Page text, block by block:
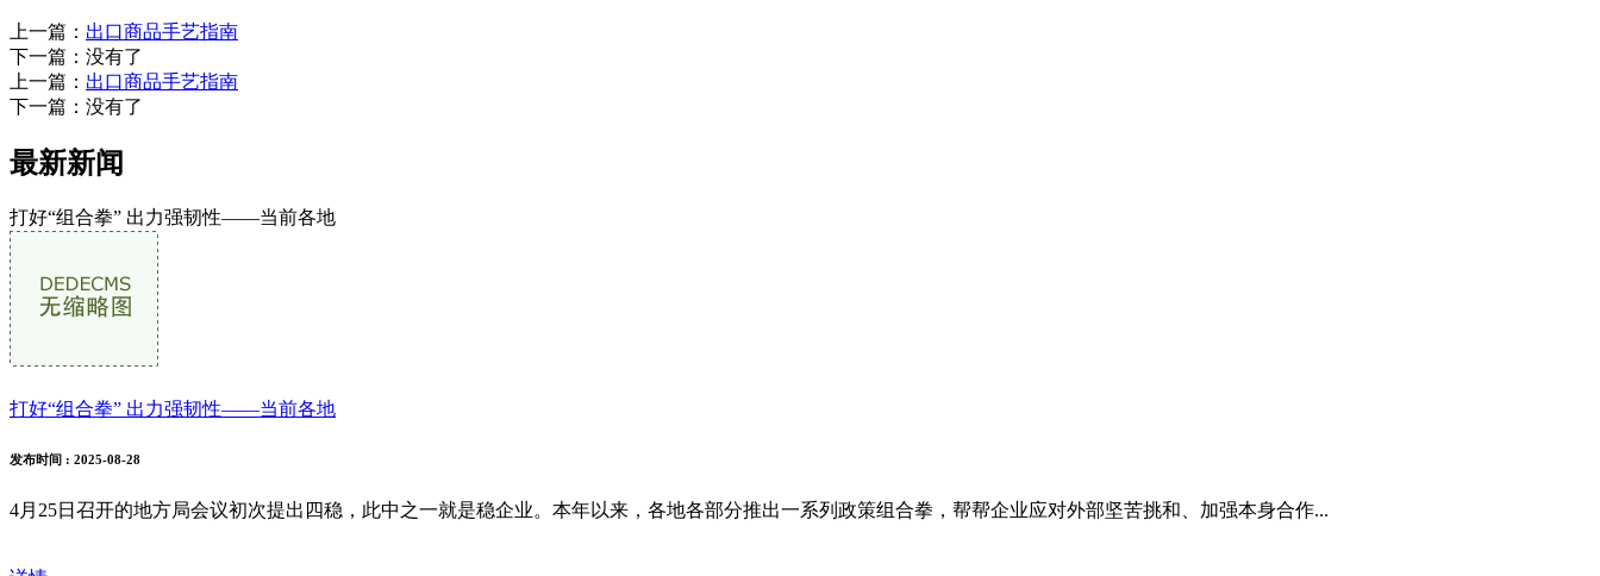
上一篇： 出口商品手艺指南
下一篇：没有了
上一篇： 出口商品手艺指南
下一篇：没有了
最新新闻
打好“组合拳” 出力强韧性——当前各地
打好“组合拳” 出力强韧性——当前各地
发布时间 : 2025-08-28
4月25日召开的地方局会议初次提出四稳，此中之一就是稳企业。本年以来，各地各部分推出一系列政策组合拳，帮帮企业应对外部坚苦挑和、加强本身合作...